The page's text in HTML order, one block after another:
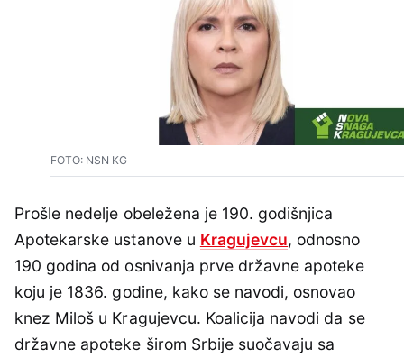
FOTO: NSN KG
Prošle nedelje obeležena je 190. godišnjica
Apotekarske ustanove u Kragujevcu, odnosno
190 godina od osnivanja prve državne apoteke
koju je 1836. godine, kako se navodi, osnovao
knez Miloš u Kragujevcu. Koalicija navodi da se
državne apoteke širom Srbije suočavaju sa